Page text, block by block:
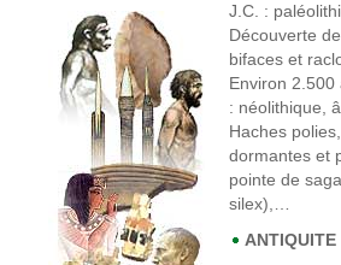
J.C . :
Découverte
bifaces et
Environ 2.500
: néolithique,
Haches
dormantes et
pointe de
silex),…
ANTIQUITE